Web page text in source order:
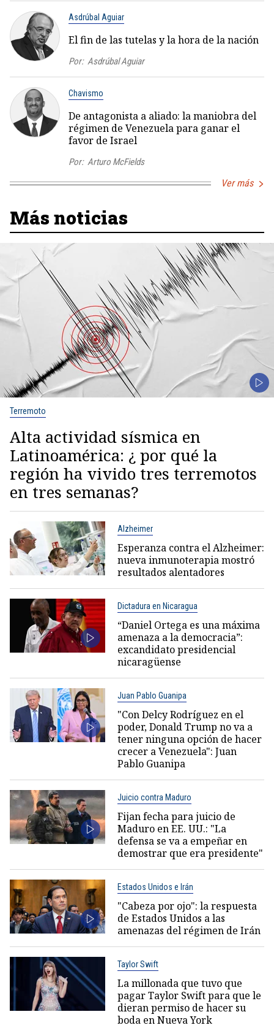
Asdrúbal Aguiar
El fin de las tutelas y la hora de la nación
Por: Asdrúbal Aguiar
Chavismo
De antagonista a aliado: la maniobra del
régimen de Venezuela para ganar el
favor de Israel
Por: Arturo McFields
Ver más
Más noticias
Terremoto
Alta actividad sísmica en
Latinoamérica: ¿ por qué la
región ha vivido tres terremotos
en tres semanas?
Alzheimer
Esperanza contra el Alzheimer:
nueva inmunoterapia mostró
resultados alentadores
Dictadura en Nicaragua
“Daniel Ortega es una máxima
amenaza a la democracia”:
excandidato presidencial
nicaragüense
Juan Pablo Guanipa
"Con Delcy Rodríguez en el
poder, Donald Trump no va a
tener ninguna opción de hacer
crecer a Venezuela": Juan
Pablo Guanipa
Juicio contra Maduro
Fijan fecha para juicio de
Maduro en EE. UU.: "La
defensa se va a empeñar en
demostrar que era presidente"
Estados Unidos e Irán
"Cabeza por ojo": la respuesta
de Estados Unidos a las
amenazas del régimen de Irán
Taylor Swift
La millonada que tuvo que
pagar Taylor Swift para que le
dieran permiso de hacer su
boda en Nueva York